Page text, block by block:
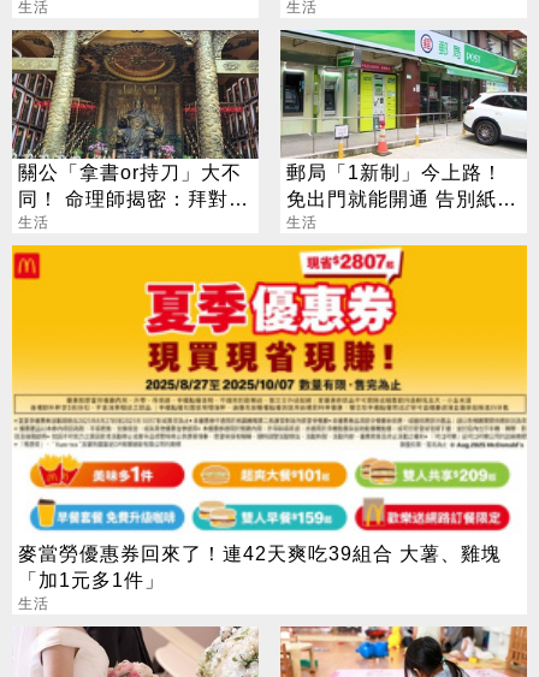
網瘋問：在哪
生活
結局出爐
生活
關公「拿書or持刀」大不
同！ 命理師揭密：拜對大
加分、拜錯恐虧本
生活
郵局「1新制」今上路！
免出門就能開通 告別紙本
不用跑臨櫃
生活
麥當勞優惠券回來了！連42天爽吃39組合 大薯、雞塊
「加1元多1件」
生活